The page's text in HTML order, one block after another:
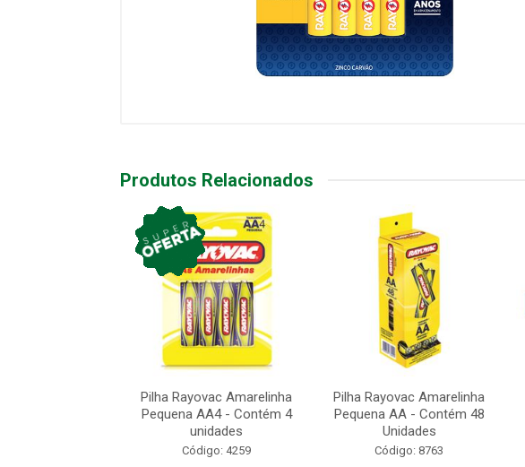
Produtos Relacionados
Pilha Rayovac Amarelinha
Pequena AA4 - Contém 4
unidades
Código: 4259
Pilha Rayovac Amarelinha
Pequena AA - Contém 48
Unidades
Código: 8763